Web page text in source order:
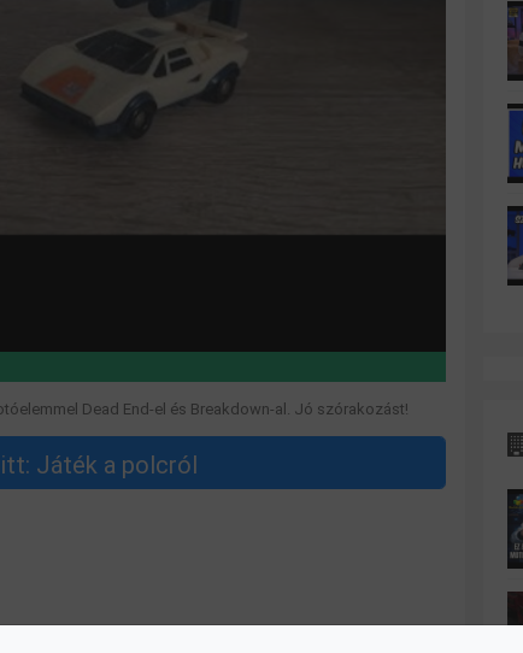
Dead End-el és Breakdown-al. Jó szórakozást!
Játék a polcról